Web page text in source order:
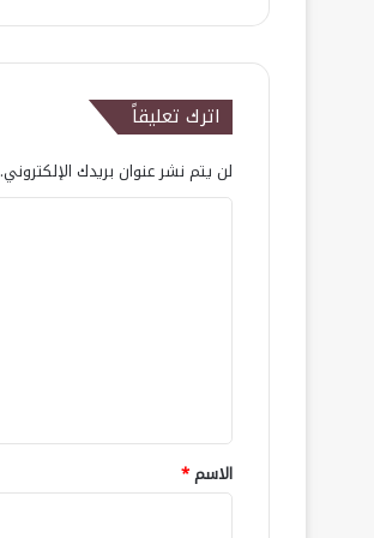
اترك تعليقاً
لن يتم نشر عنوان بريدك الإلكتروني.
*
الاسم*